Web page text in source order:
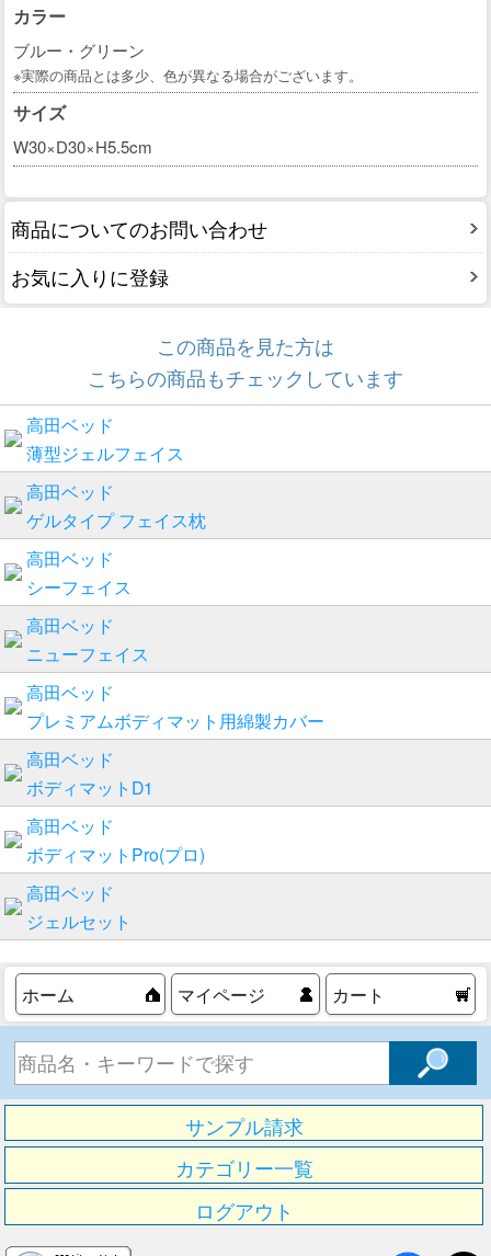
カラー
ブルー・グリーン
※実際の商品とは多少、色が異なる場合がございます。
サイズ
W30×D30×H5.5cm
商品についてのお問い合わせ
お気に入りに登録
この商品を見た方は
こちらの商品もチェックしています
高田ベッド
薄型ジェルフェイス
高田ベッド
ゲルタイプ フェイス枕
高田ベッド
シーフェイス
高田ベッド
ニューフェイス
高田ベッド
プレミアムボディマット用綿製カバー
高田ベッド
ボディマットD1
高田ベッド
ボディマットPro(プロ)
高田ベッド
ジェルセット
ホーム マイページ カート
サンプル請求
カテゴリー一覧
ログアウト